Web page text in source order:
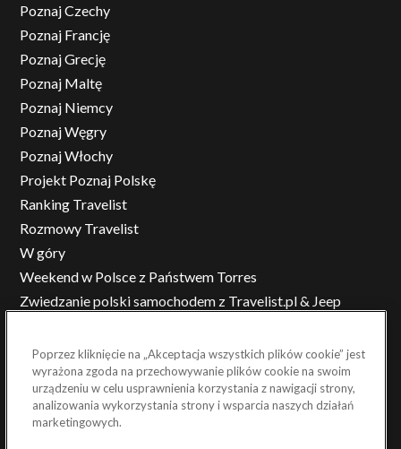
Poznaj Czechy
Poznaj Francję
Poznaj Grecję
Poznaj Maltę
Poznaj Niemcy
Poznaj Węgry
Poznaj Włochy
Projekt Poznaj Polskę
Ranking Travelist
Rozmowy Travelist
W góry
Weekend w Polsce z Państwem Torres
Zwiedzanie polski samochodem z Travelist.pl & Jeep
...
Poprzez kliknięcie na „Akceptacja wszystkich plików cookie” jest
wyrażona zgoda na przechowywanie plików cookie na swoim
urządzeniu w celu usprawnienia korzystania z nawigacji strony,
analizowania wykorzystania strony i wsparcia naszych działań
marketingowych.